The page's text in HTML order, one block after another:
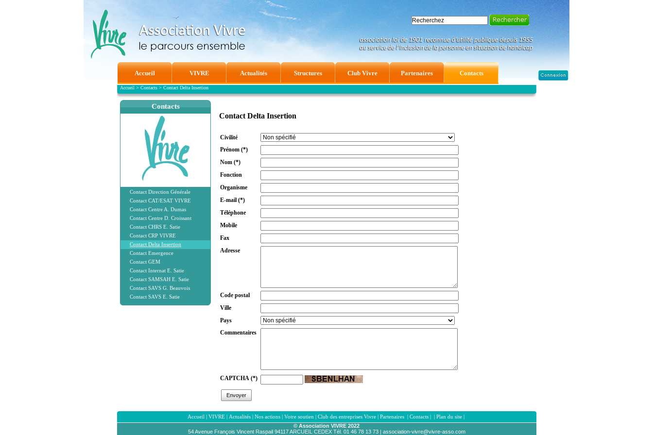
Accueil VIVRE Actualités Structures Club Vivre Partenaires Contacts
Accueil > Contacts> Contact Delta Insertion
Contacts
Contact Direction Générale
Contact CAT/ESAT VIVRE
Contact Centre A. Dumas
Contact Centre D. Croissant
Contact CHRS E. Satie
Contact CRP VIVRE
Contact Delta Insertion
Contact Emergence
Contact GEM
Contact Internat E. Satie
Contact SAMSAH E. Satie
Contact SAVS G. Beauvois
Contact SAVS E. Satie
Contact Delta Insertion
Civilité
Prénom (*)
Nom (*)
Fonction
Organisme
E-mail (*)
Téléphone
Mobile
Fax
Adresse
Code postal
Ville
Pays
Commentaires
CAPTCHA (*)
Accueil | VIVRE| Actualités| Nos actions| Votre soutien | Club des entreprises Vivre| Partenaires | Contacts| | Plan du site|
© Association VIVRE 2022
54 Avenue François Vincent Raspail 94117 ARCUEIL CEDEX Tél. 01 46 78 13 73 | association-vivre@vivre-asso.com